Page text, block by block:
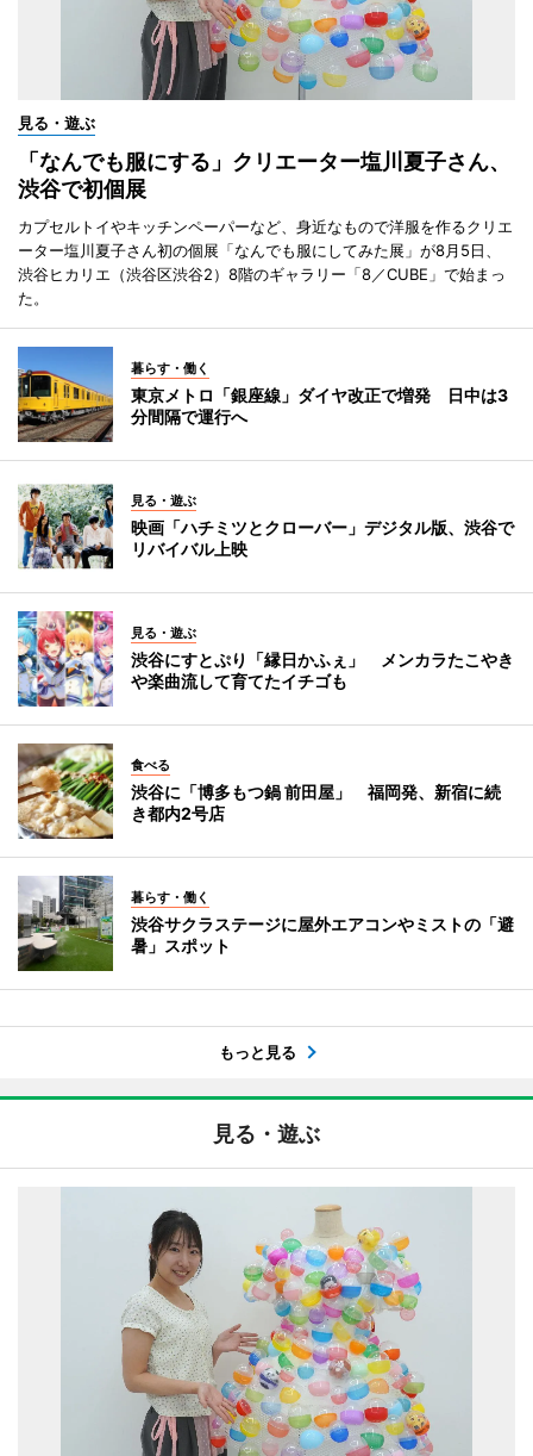
見る・遊ぶ
「なんでも服にする」クリエーター塩川夏子さん、
渋谷で初個展
カプセルトイやキッチンペーパーなど、身近なもので洋服を作るクリエ
ーター塩川夏子さん初の個展「なんでも服にしてみた展」が8月5日、
渋谷ヒカリエ（渋谷区渋谷2）8階のギャラリー「8／CUBE」で始まっ
た。
暮らす・働く
東京メトロ「銀座線」ダイヤ改正で増発 日中は3
分間隔で運行へ
見る・遊ぶ
映画「ハチミツとクローバー」デジタル版、渋谷で
リバイバル上映
見る・遊ぶ
渋谷にすとぷり「縁日かふぇ」 メンカラたこやき
や楽曲流して育てたイチゴも
食べる
渋谷に「博多もつ鍋 前田屋」 福岡発、新宿に続
き都内2号店
暮らす・働く
渋谷サクラステージに屋外エアコンやミストの「避
暑」スポット
もっと見る
見る・遊ぶ